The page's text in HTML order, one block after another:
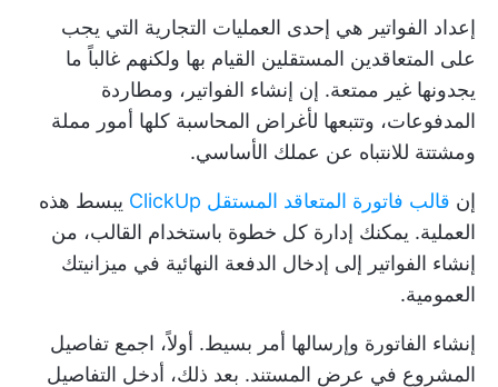
إعداد الفواتير هي إحدى العمليات التجارية التي يجب
على المتعاقدين المستقلين القيام بها ولكنهم غالباً ما
يجدونها غير ممتعة. إن إنشاء الفواتير، ومطاردة
المدفوعات، وتتبعها لأغراض المحاسبة كلها أمور مملة
ومشتتة للانتباه عن عملك الأساسي.
إن قالب فاتورة المتعاقد المستقل ClickUp
يبسط هذه
العملية. يمكنك إدارة كل خطوة باستخدام القالب، من
إنشاء الفواتير إلى إدخال الدفعة النهائية في ميزانيتك
العمومية.
إنشاء الفاتورة وإرسالها أمر بسيط. أولاً، اجمع تفاصيل
المشروع في عرض المستند. بعد ذلك، أدخل التفاصيل